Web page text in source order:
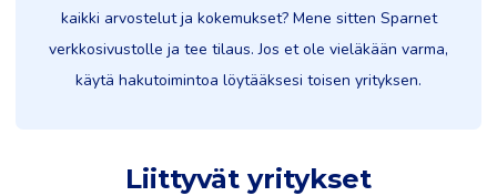
kaikki arvostelut ja kokemukset? Mene sitten Sparnet
verkkosivustolle ja tee tilaus. Jos et ole vieläkään varma,
käytä hakutoimintoa löytääksesi toisen yrityksen.
Liittyvät yritykset